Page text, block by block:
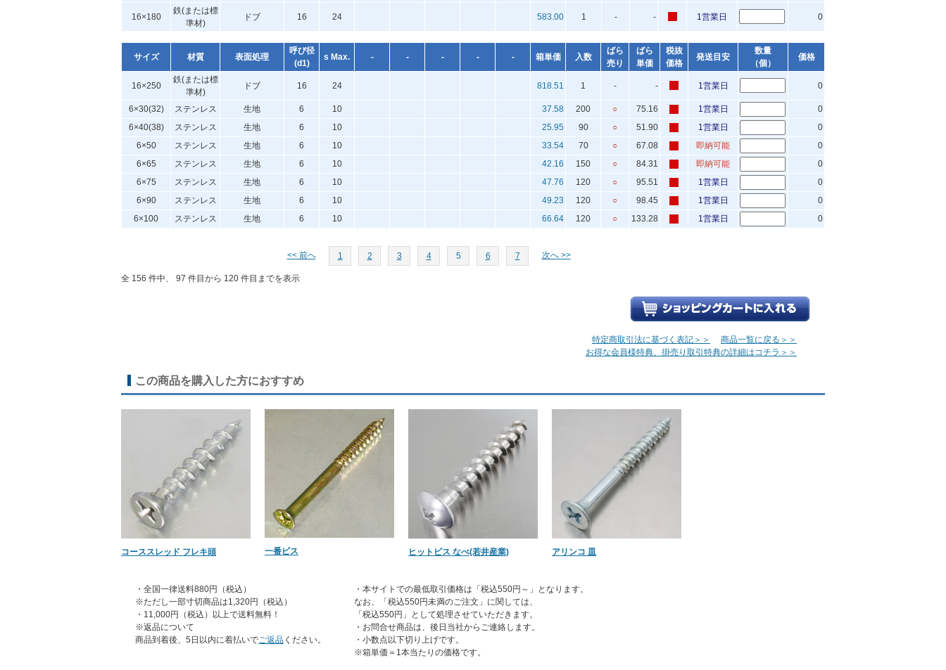
16×180
鉄(または標
準材)
ドブ 16 24 583.00 1 - - 1営業日 0
サイズ 材質 表面処理
呼び径
(d1)
s Max. - - - - - 箱単価 入数
ばら
売り
ばら
単価
税抜
価格
発送目安
数量
（個）
価格
16×250
鉄(または標
準材)
ドブ 16 24 818.51 1 - - 1営業日 0
6×30(32) ステンレス 生地 6 10 37.58 200 ○ 75.16 1営業日
0
6×40(38)
ステンレス 生地 6 10 25.95 90 ○ 51.90 1営業日
0
6×50
ステンレス 生地 6 10 33.54 70 ○ 67.08 即納可能
0
6×65
ステンレス 生地 6 10 42.16 150 ○ 84.31 即納可能
0
6×75
ステンレス 生地 6 10 47.76 120 ○ 95.51 1営業日
0
6×90
ステンレス 生地 6 10 49.23 120 ○ 98.45 1営業日
0
6×100
ステンレス 生地 6 10 66.64 120 ○ 133.28 1営業日 0
<< 前へ 1 2 3 4 5 6 7 次へ >>
全 156 件中、 97 件目から 120 件目までを表示
特定商取引法に基づく表記＞＞
商品一覧に戻る＞＞
お得な会員様特典、掛売り取引特典の詳細はコチラ＞＞
この商品を購入した方におすすめ
コーススレッド フレキ頭 一番ビス ヒットビス なべ(若井産業) アリンコ 皿
・全国一律送料880円（税込）
※ただし一部寸切商品は1,320円（税込）
・11,000円（税込）以上で送料無料！
※返品について
商品到着後、5日以内に着払いでご返品 ください。
・本サイトでの最低取引価格は「税込550円～」となります。
なお、「税込550円未満のご注文」に関しては、
「税込550円」として処理させていただきます。
・お問合せ商品は、後日当社からご連絡します。
・小数点以下切り上げです。
※箱単価＝1本当たりの価格です。